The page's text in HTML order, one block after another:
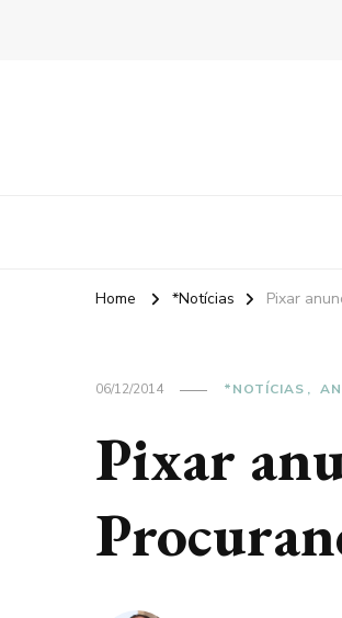
Home *Notícias Pixar
06/12/2014 *NOTÍCIAS
Pixar